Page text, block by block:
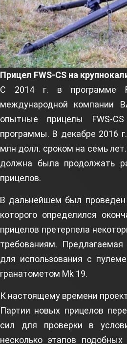
Прицел FWS-CS на
С 2014 г. в программе
международной компании
опытные прицелы FWS-
программы. В декабре 2016
млн долл. сроком на семь
должна была продолжать
прицелов.
В дальнейшем был проведен
которого определился
прицелов претерпела
требованиям. Предлагаемая
для использования с
гранатометом Mk 19.
К настоящему времени
Партии новых прицелов
сил для проверки в
несколько этапов